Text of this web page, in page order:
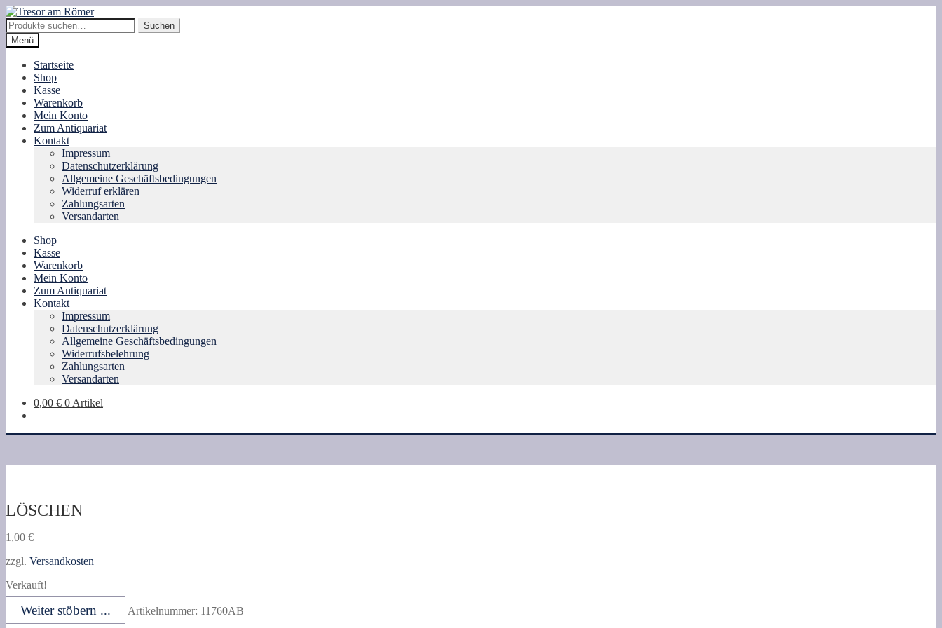
Zur
Navigation
springen
Zum
Inhalt
springen
Suche
nach:
Suchen
Menü
Startseite
Shop
Kasse
Warenkorb
Mein Konto
Zum Antiquariat
Kontakt
Impressum
Datenschutzerklärung
Allgemeine Geschäftsbedingungen
Widerruf erklären
Zahlungsarten
Versandarten
Shop
Kasse
Warenkorb
Mein Konto
Zum Antiquariat
Kontakt
Impressum
Datenschutzerklärung
Allgemeine Geschäftsbedingungen
Widerrufsbelehrung
Zahlungsarten
Versandarten
0,00 € 0 Artikel
LÖSCHEN
1,00 €
zzgl. Versandkosten
Verkauft!
Weiter stöbern ... Artikelnummer: 11760AB